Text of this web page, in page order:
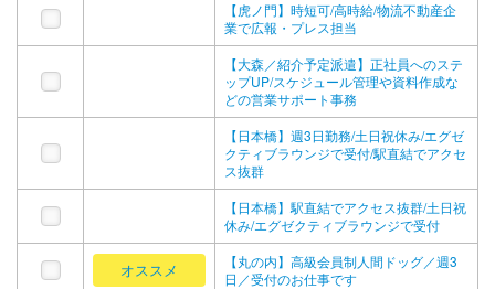
【虎ノ門】時短可/高時給/物流不動産企
業で広報・プレス担当
【大森／紹介予定派遣】正社員へのステ
ップUP/スケジュール管理や資料作成な
どの営業サポート事務
【日本橋】週3日勤務/土日祝休み/エグゼ
クティブラウンジで受付/駅直結でアクセ
ス抜群
【日本橋】駅直結でアクセス抜群/土日祝
休み/エグゼクティブラウンジで受付
オススメ
【丸の内】高級会員制人間ドッグ／週3
日／受付のお仕事です